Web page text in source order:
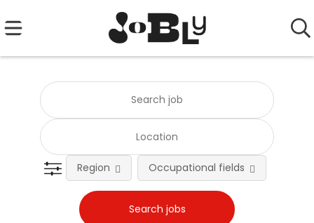
Region Occupational fields